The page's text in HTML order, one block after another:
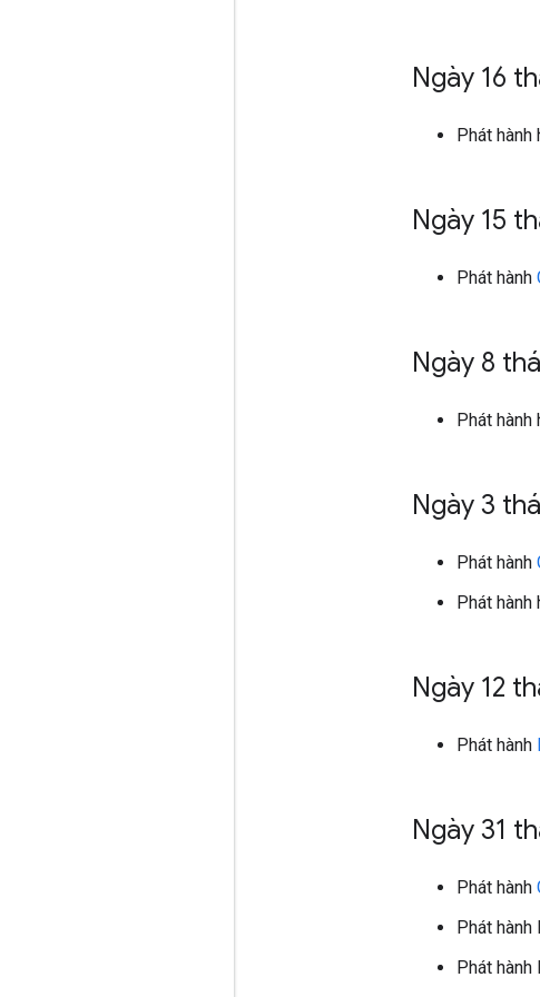
Ngày 16
Phát hành
Ngày 15
Phát hành
Ngày 8
Phát hành
Ngày 3
Phát hành
Phát
Ngày 12
Phát hành
Ngày 31
Phát hành
Phát hành
Phát hành